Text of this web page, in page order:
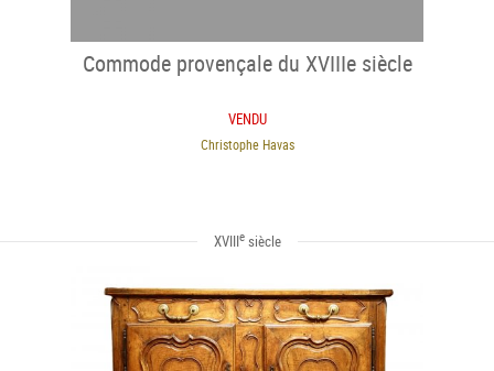
Commode provençale du XVIIIe siècle
VENDU
Christophe Havas
XVIIIesiècle